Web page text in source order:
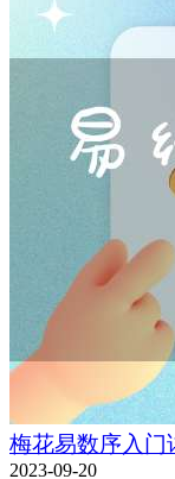
梅花易数序入门
2023-09-20